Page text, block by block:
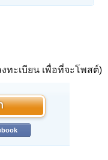
ทะเบียน เพื่อที่จะโพสต์)